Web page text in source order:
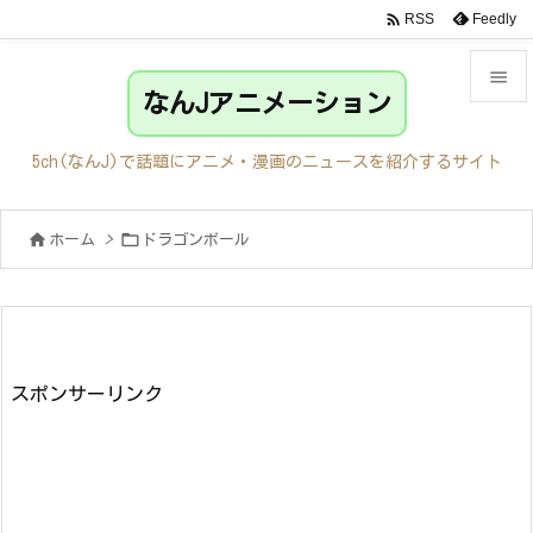

サイド
前へ

 RSS Feedly
なんJアニメーション
5ch(なんJ)で話題にアニメ・漫画のニュースを紹介するサイト
 ホーム >  ドラゴンボール
スポンサーリンク